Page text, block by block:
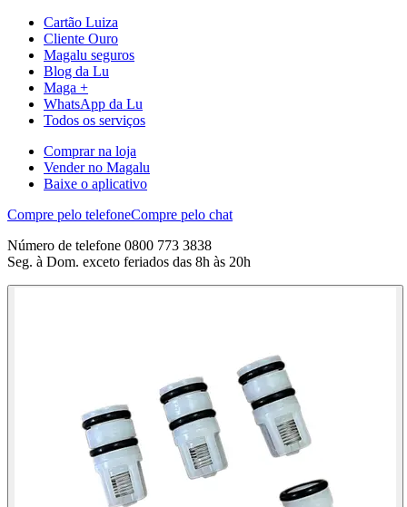
Cartão Luiza
Cliente Ouro
Magalu seguros
Blog da Lu
Maga +
WhatsApp da Lu
Todos os serviços
Comprar na loja
Vender no Magalu
Baixe o aplicativo
Compre pelo telefoneCompre pelo chat
Número de telefone 0800 773 3838
Seg. à Dom. exceto feriados das 8h às 20h